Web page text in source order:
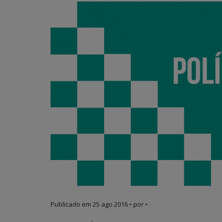
Publicado em 25 ago 2016 • por •